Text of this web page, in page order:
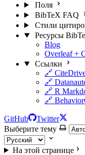
Поля
BibTeX FAQ
Стили
Ресурсы
Blog
Overleaf +
Ссылки
🔗
🔗
🔗 R
🔗
GitHub
Twitter
Выберите тему
На этой странице